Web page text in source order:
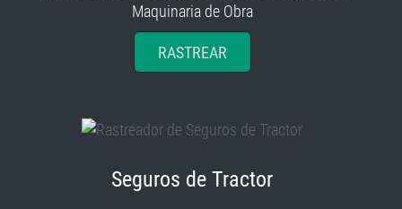
Maquinaria de Obra
RASTREAR
Seguros de Tractor